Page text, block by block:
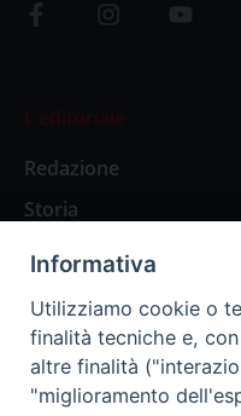
L’editoriale
Redazione
Storia
Abbonamenti
Abbonamento
Abbonamento
Informativa
Utilizziamo cookie o
finalità tecniche e,
altre finalità
"miglioramento